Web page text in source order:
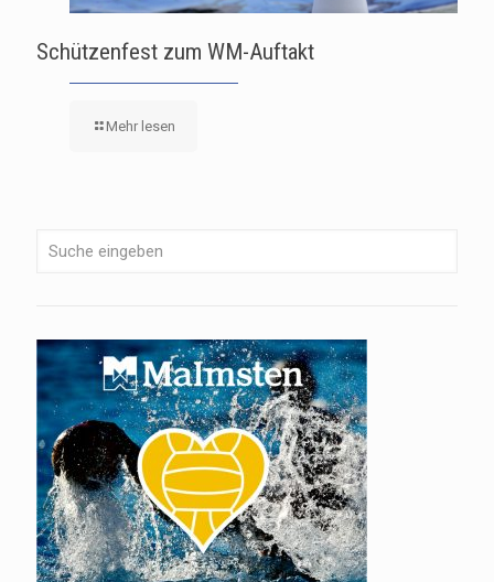
Schützenfest zum WM-Auftakt
Mehr lesen